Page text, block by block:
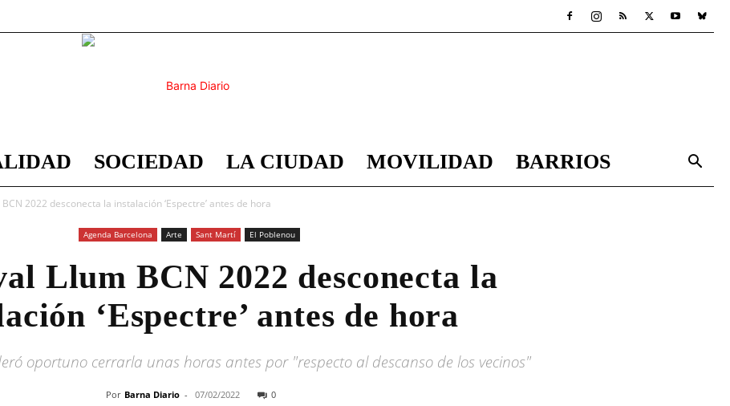
Barna
SOCIEDAD LA CIUDAD MOVILIDAD BARRIOS
2022 desconecta la instalación ‘Espectre’ antes de hora
Agenda Barcelona Arte Sant Martí El Poblenou
Llum BCN 2022 desconecta la
‘Espectre’ antes de hora
oportuno cerrarla unas horas antes por "respecto al descanso de los vecinos"
Por Barna Diario - 07/02/2022 0